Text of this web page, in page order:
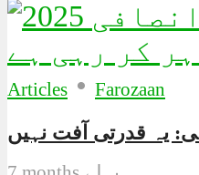
Articles • Farozaan